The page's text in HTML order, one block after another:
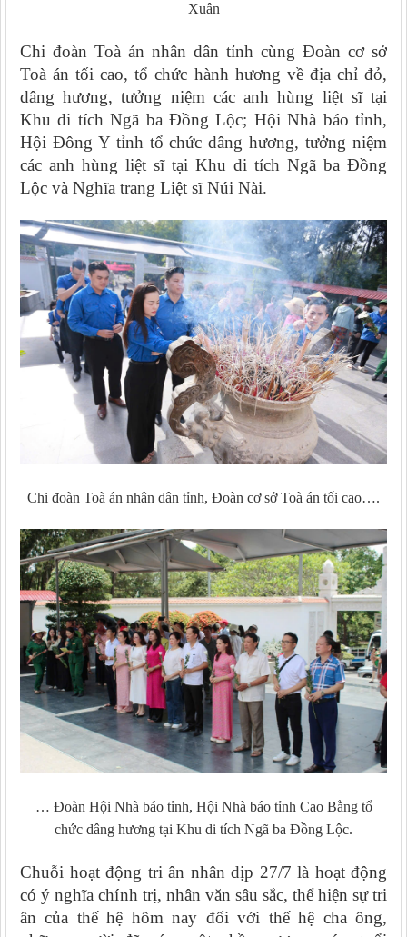
Xuân
Chi đoàn Toà án nhân dân tỉnh cùng Đoàn cơ sở
Toà án tối cao,tổ chức hành hương về địa chỉ đỏ,
dâng hương, tưởng niệm các anh hùng liệt sĩ tại
Khu di tích Ngã ba Đồng Lộc; Hội Nhà báo tỉnh,
Hội Đông Y tỉnh tổ chức dâng hương, tưởng niệm
các anh hùng liệt sĩ tại Khu di tích Ngã ba Đồng
Lộc và Nghĩa trang Liệt sĩ Núi Nài.
Chi đoàn Toà án nhân dân tỉnh, Đoàn cơ sở Toà án tối cao….
… Đoàn Hội Nhà báo tỉnh, Hội Nhà báo tỉnh Cao Bằng tổ
chức dâng hương tại Khu di tích Ngã ba Đồng Lộc.
Chuỗi hoạt động tri ân nhân dịp 27/7 là hoạt động
có ý nghĩa chính trị, nhân văn sâu sắc, thể hiện sự tri
ân của thế hệ hôm nay đối với thế hệ cha ông,